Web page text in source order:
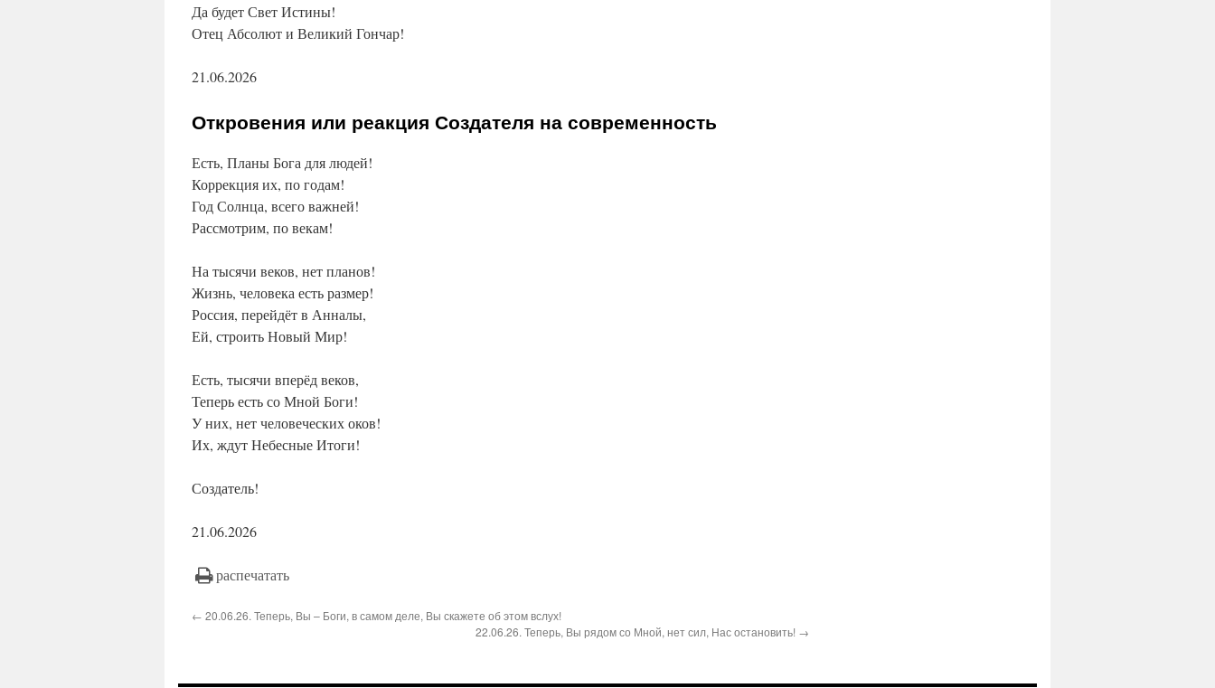
Да будет Свет Истины!
Отец Абсолют и Великий Гончар!
21.06.2026
Откровения или реакция Создателя на современность
Есть, Планы Бога для людей!
Коррекция их, по годам!
Год Солнца, всего важней!
Рассмотрим, по векам!
На тысячи веков, нет планов!
Жизнь, человека есть размер!
Россия, перейдёт в Анналы,
Ей, строить Новый Мир!
Есть, тысячи вперёд веков,
Теперь есть со Мной Боги!
У них, нет человеческих оков!
Их, ждут Небесные Итоги!
Создатель!
21.06.2026
распечатать
← 20.06.26. Теперь, Вы – Боги, в самом деле, Вы скажете об этом вслух!
22.06.26. Теперь, Вы рядом со Мной, нет сил, Нас остановить! →